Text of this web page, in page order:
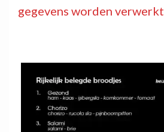
gegevens worden verwerkt